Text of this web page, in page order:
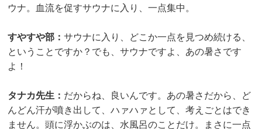
ウナ。血流を促すサウナに入り、一点集中。
すやすや部：サウナに入り、どこか一点を見つめ続ける、
ということですか？でも、サウナですよ、あの暑さです
よ！
タナカ先生： だからね、良いんです。あの暑さだから、ど
んどん汗が噴き出して、ハァハァとして、考えごとはでき
ません。頭に浮かぶのは、水風呂のことだけ。まさに一点